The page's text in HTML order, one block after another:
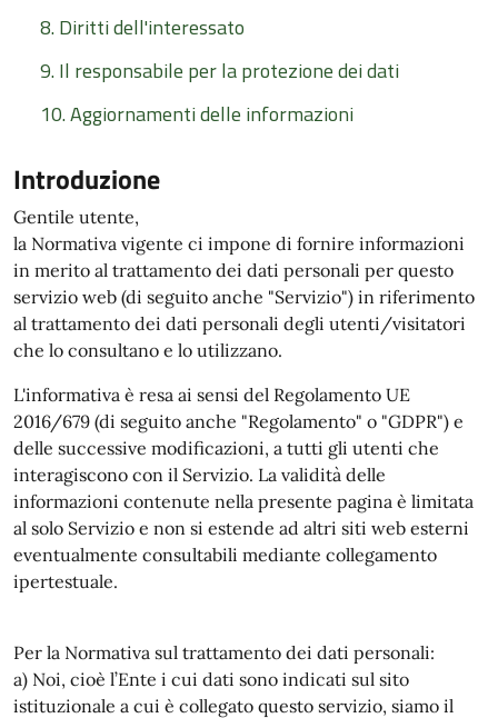
8. Diritti dell'interessato
9. Il responsabile per la protezione dei dati
10. Aggiornamenti delle informazioni
Introduzione
Gentile utente,
la Normativa vigente ci impone di fornire informazioni
in merito al trattamento dei dati personali per questo
servizio web (di seguito anche "Servizio") in riferimento
al trattamento dei dati personali degli utenti/visitatori
che lo consultano e lo utilizzano.
L'informativa è resa ai sensi del Regolamento UE
2016/679 (di seguito anche "Regolamento" o "GDPR") e
delle successive modificazioni, a tutti gli utenti che
interagiscono con il Servizio. La validità delle
informazioni contenute nella presente pagina è limitata
al solo Servizio e non si estende ad altri siti web esterni
eventualmente consultabili mediante collegamento
ipertestuale.
Per la Normativa sul trattamento dei dati personali:
a) Noi, cioè l’Ente i cui dati sono indicati sul sito
istituzionale a cui è collegato questo servizio, siamo il